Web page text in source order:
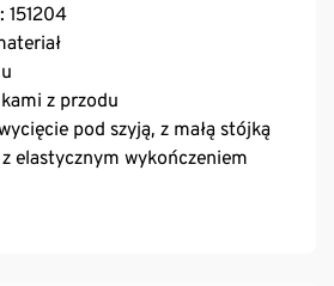
151204
z przodu
pod szyją, z małą stójką
elastycznym wykończeniem
delikatnym marszczeniem